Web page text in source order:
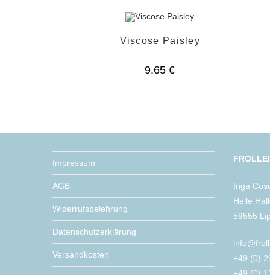
Viscose Paisley
9,65€
Impressum
AGB
Widerrufsbelehrung
Datenschutzerklärung
Versandkosten
Inga
Helle
59555
+49 (0)
+49 (0)